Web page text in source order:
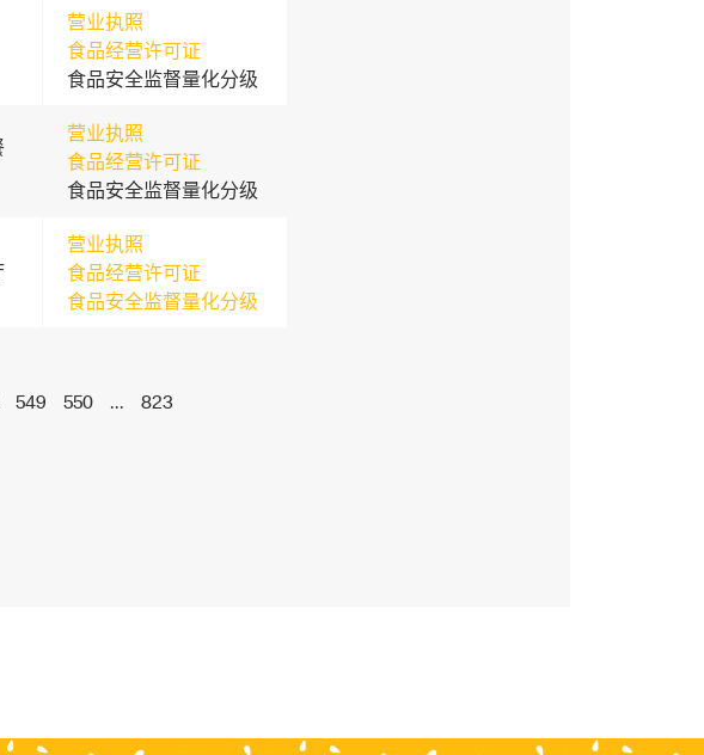
营业执照
食品经营许可证
食品安全监督量化分级
营业执照
食品经营许可证
食品安全监督量化分级
营业执照
食品经营许可证
食品安全监督量化分级
549 550 ... 823